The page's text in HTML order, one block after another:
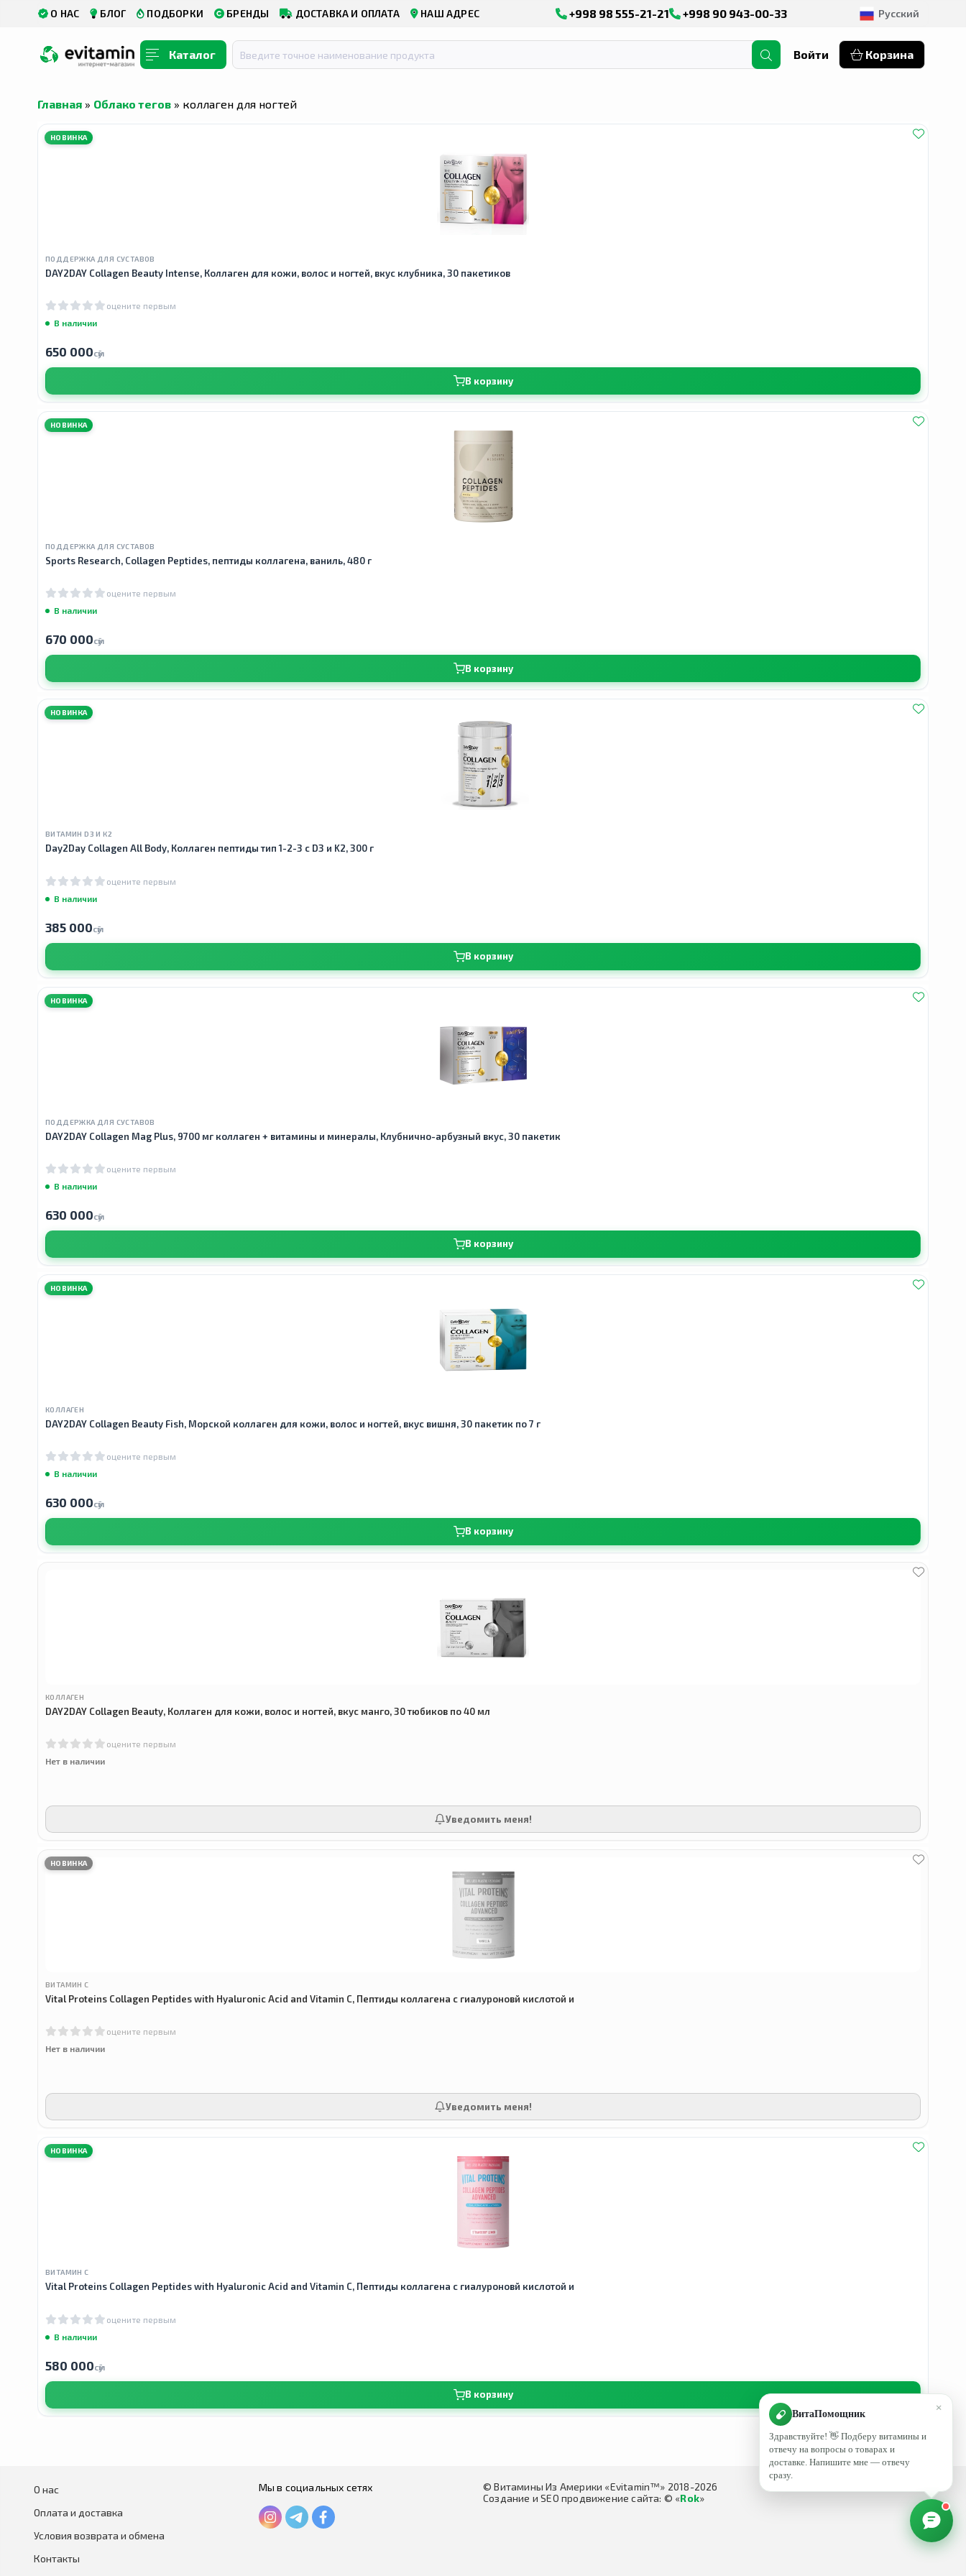
О НАС БЛОГ ПОДБОРКИ БРЕНДЫ ДОСТАВКА И ОПЛАТА НАШ АДРЕС +998 98 555-21-21 +998 90 943-00-33 Русский
Каталог Войти Корзина
Главная » Облако тегов » коллаген для ногтей
НОВИНКА
ПОДДЕРЖКА ДЛЯ СУСТАВОВ
DAY2DAY Collagen Beauty Intense, Коллаген для кожи, волос и ногтей, вкус клубника, 30 пакетиков
оцените первым
В наличии
650 000сӯм
В корзину
НОВИНКА
ПОДДЕРЖКА ДЛЯ СУСТАВОВ
Sports Research, Collagen Peptides, пептиды коллагена, ваниль, 480 г
оцените первым
В наличии
670 000сӯм
В корзину
НОВИНКА
ВИТАМИН D3 И К2
Day2Day Collagen All Body, Коллаген пептиды тип 1-2-3 с D3 и K2, 300 г
оцените первым
В наличии
385 000сӯм
В корзину
НОВИНКА
ПОДДЕРЖКА ДЛЯ СУСТАВОВ
DAY2DAY Collagen Mag Plus, 9700 мг коллаген + витамины и минералы, Клубнично-арбузный вкус, 30 пакетик
оцените первым
В наличии
630 000сӯм
В корзину
НОВИНКА
КОЛЛАГЕН
DAY2DAY Collagen Beauty Fish, Морской коллаген для кожи, волос и ногтей, вкус вишня, 30 пакетик по 7 г
оцените первым
В наличии
630 000сӯм
В корзину
КОЛЛАГЕН
DAY2DAY Collagen Beauty, Коллаген для кожи, волос и ногтей, вкус манго, 30 тюбиков по 40 мл
оцените первым
Нет в наличии
Уведомить меня!
НОВИНКА
ВИТАМИН С
Vital Proteins Collagen Peptides with Hyaluronic Acid and Vitamin C, Пептиды коллагена с гиалуроновй кислотой и
оцените первым
Нет в наличии
Уведомить меня!
НОВИНКА
ВИТАМИН С
Vital Proteins Collagen Peptides with Hyaluronic Acid and Vitamin C, Пептиды коллагена с гиалуроновй кислотой и
оцените первым
В наличии
580 000сӯм
В корзину
О нас
Оплата и доставка
Условия возврата и обмена
Контакты
Мы в социальных сетях
© Витамины Из Америки «Evitamin™» 2018-2026
Создание и SEO продвижение сайта: © «Rok»
×
ВитаПомощник
Здравствуйте! 👋 Подберу витамины и
отвечу на вопросы о товарах и
доставке. Напишите мне — отвечу
сразу.